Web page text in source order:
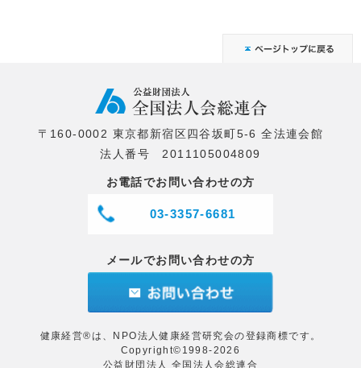
〒160-0002 東京都新宿区四谷坂町5-6 全法連会館
法人番号 2011105004809
お電話でお問い合わせの方
03-3357-6681
メールでお問い合わせの方
健康経営®は、NPO法人健康経営研究会の登録商標です。
Copyright©1998-2026
公益財団法人 全国法人会総連合